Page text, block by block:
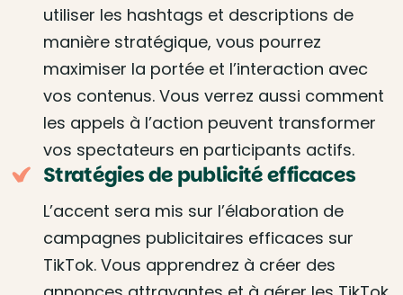
utiliser les hashtags et descriptions de
manière stratégique, vous pourrez
maximiser la portée et l’interaction avec
vos contenus. Vous verrez aussi comment
les appels à l’action peuvent transformer
vos spectateurs en participants actifs.
Stratégies de publicité efficaces
L’accent sera mis sur l’élaboration de
campagnes publicitaires efficaces sur
TikTok. Vous apprendrez à créer des